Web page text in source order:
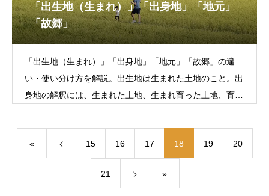
「出生地（生まれ）」「出身地」「地元」
「故郷」
「出生地（生まれ）」「出身地」「地元」「故郷」の違
い・使い分け方を解説。出生地は生まれた土地のこと。出
身地の解釈には、生まれた土地、生まれ育った土地、育っ
« 15 16 17 18 19 20
21 »